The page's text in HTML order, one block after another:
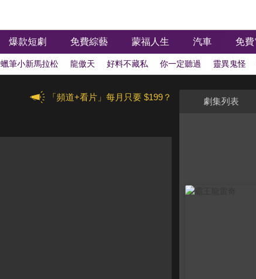
爆款短劇 免費綜藝 蒙福人生 汽車 免
蠟筆小新馬拉松 龍傲天 好料不藏私 你一定聽過 靈異鬼怪
「頻道+看片」每月只要 $199？ 劇集列表